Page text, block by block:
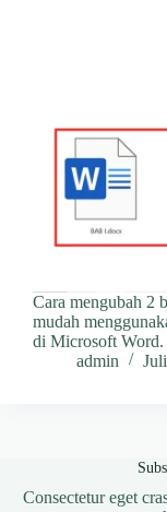
Cara mengubah 2
mudah
di Microsoft Word.
admin
Consectetur eget